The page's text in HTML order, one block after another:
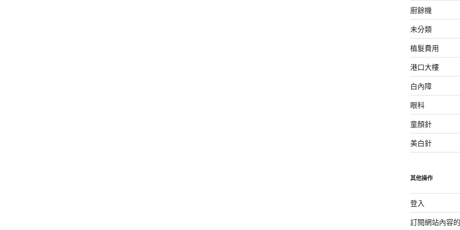
廚餘機
未分類
植髮費用
港口大樓
白內障
眼科
童顏針
美白針
其他操作
登入
訂閱網站內容